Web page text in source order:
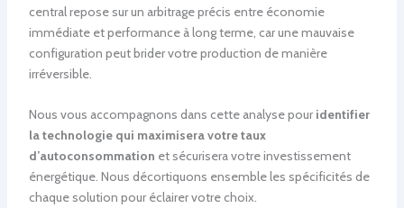
central repose sur un arbitrage précis entre économie
immédiate et performance à long terme, car une mauvaise
configuration peut brider votre production de manière
irréversible.
Nous vous accompagnons dans cette analyse pour identifier
la technologie qui maximisera votre taux
d’autoconsommation et sécurisera votre investissement
énergétique. Nous décortiquons ensemble les spécificités de
chaque solution pour éclairer votre choix.